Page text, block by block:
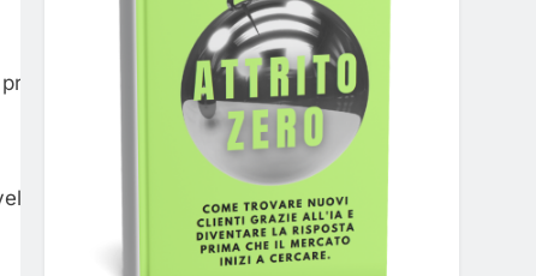
dei nuovi ordini,
più forte da agosto 2020.